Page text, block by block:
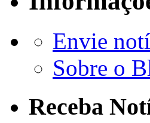
Envie
Sobre o
Receba